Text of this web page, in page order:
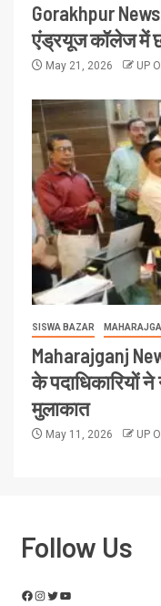
Gorakhpur
एंड्रयूज कॉलेज में
May 21, 2026 UP
SISWA BAZAR
Maharajganj
के पदाधिकारियों
मुलाकात
May 11, 2026 UP
Follow Us